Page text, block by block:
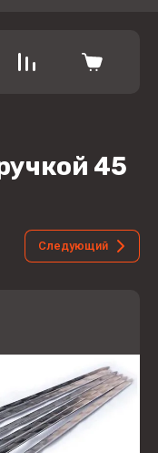
45
Следующий